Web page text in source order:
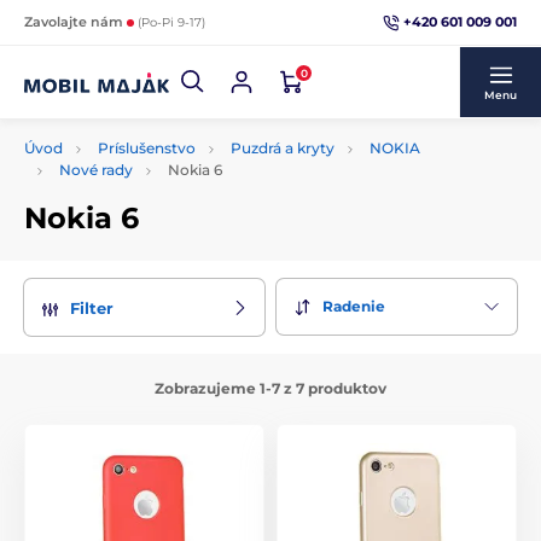
Zavolajte nám (Po-Pi 9-17) +420 601 009 001
0
Menu
Úvod Príslušenstvo Puzdrá a kryty
NOKIA
Nové rady
Nokia 6
Nokia 6
Filter Radenie
Zobrazujeme 1-7 z 7 produktov